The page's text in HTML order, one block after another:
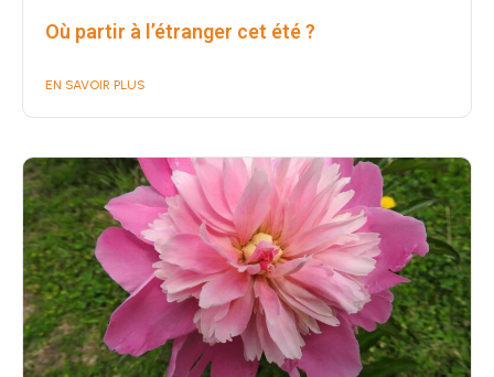
Où partir à l’étranger cet été ?
EN SAVOIR PLUS